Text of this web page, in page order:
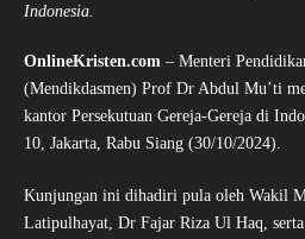
Indonesia.
OnlineKristen.com – Menteri
(Mendikdasmen) Prof Dr Abdul Mu’ti
kantor Persekutuan Gereja-Gereja di
10, Jakarta, Rabu Siang (30/10/2024).
Kunjungan ini dihadiri pula oleh Wakil
Latipulhayat, Dr Fajar Riza Ul Haq,